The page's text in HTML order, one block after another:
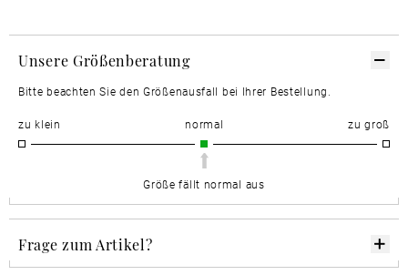
Unsere Größenberatung
Bitte beachten Sie den Größenausfall bei Ihrer Bestellung.
zu klein normal zu groß
Größe fällt normal aus
Frage zum Artikel?